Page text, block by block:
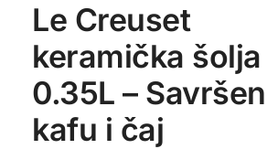
Le Creuset
keramička šolja
0.35L –
kafu i čaj